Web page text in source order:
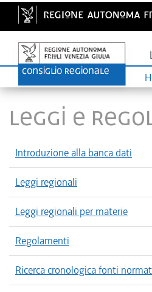
LEGGI E
Introduzione alla banca dati
Leggi regionali
Leggi regionali per materie
Regolamenti
Ricerca cronologica fonti